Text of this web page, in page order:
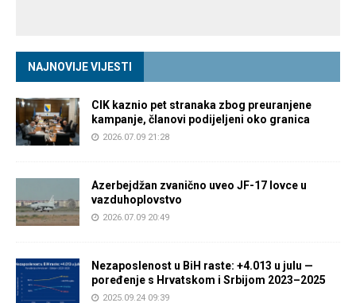
NAJNOVIJE VIJESTI
CIK kaznio pet stranaka zbog preuranjene
kampanje, članovi podijeljeni oko granica
2026.07.09 21:28
Azerbejdžan zvanično uveo JF-17 lovce u
vazduhoplovstvo
2026.07.09 20:49
Nezaposlenost u BiH raste: +4.013 u julu —
poređenje s Hrvatskom i Srbijom 2023–2025
2025.09.24 09:39